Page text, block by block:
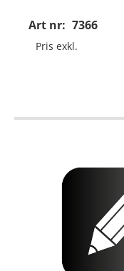
Art nr: 7366
Pris exkl.